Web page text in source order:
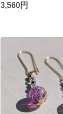
3,560円